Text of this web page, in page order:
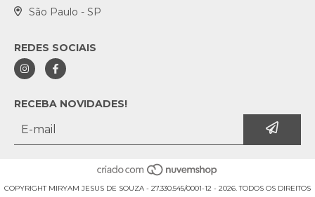
São Paulo - SP
REDES SOCIAIS
RECEBA NOVIDADES!
COPYRIGHT MIRYAM JESUS DE SOUZA - 27.330.545/0001-12 - 2026. TODOS OS DIREITOS